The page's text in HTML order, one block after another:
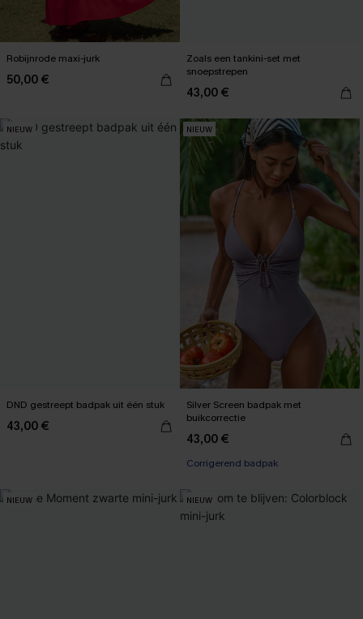
Robijnrode maxi-jurk
50,00 €
Zoals een tankini-set met
snoepstrepen
43,00 €
NIEUW
DND gestreept badpak uit één stuk
43,00 €
NIEUW
Silver Screen badpak met
buikcorrectie
43,00 €
Corrigerend badpak
NIEUW NIEUW